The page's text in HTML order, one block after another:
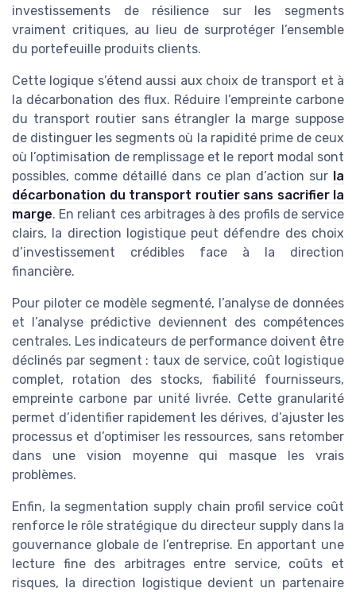
investissements de résilience sur les segments
vraiment critiques, au lieu de surprotéger l’ensemble
du portefeuille produits clients.
Cette logique s’étend aussi aux choix de transport et à
la décarbonation des flux. Réduire l’empreinte carbone
du transport routier sans étrangler la marge suppose
de distinguer les segments où la rapidité prime de ceux
où l’optimisation de remplissage et le report modal sont
possibles, comme détaillé dans ce plan d’action sur la
décarbonation du transport routier sans sacrifier la
marge. En reliant ces arbitrages à des profils de service
clairs, la direction logistique peut défendre des choix
d’investissement crédibles face à la direction
financière.
Pour piloter ce modèle segmenté, l’analyse de données
et l’analyse prédictive deviennent des compétences
centrales. Les indicateurs de performance doivent être
déclinés par segment : taux de service, coût logistique
complet, rotation des stocks, fiabilité fournisseurs,
empreinte carbone par unité livrée. Cette granularité
permet d’identifier rapidement les dérives, d’ajuster les
processus et d’optimiser les ressources, sans retomber
dans une vision moyenne qui masque les vrais
problèmes.
Enfin, la segmentation supply chain profil service coût
renforce le rôle stratégique du directeur supply dans la
gouvernance globale de l’entreprise. En apportant une
lecture fine des arbitrages entre service, coûts et
risques, la direction logistique devient un partenaire